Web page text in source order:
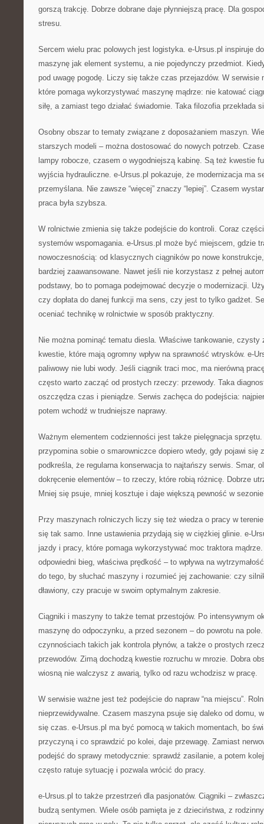
gorszą trakcję. Dobrze dobrane daje płynniejszą pracę. Dla
stresu.
Sercem wielu prac polowych jest logistyka. e-Ursus.pl inspiruje
maszynę jak element systemu, a nie pojedynczy przedmiot.
pod uwagę pogodę. Liczy się także czas przejazdów. W serwisie
które pomaga wykorzystywać maszynę mądrze: nie katować
siłę, a zamiast tego działać świadomie. Taka filozofia przekłada
Osobny obszar to tematy związane z doposażaniem maszyn.
starszych modeli – można dostosować do nowych potrzeb.
lampy robocze, czasem o wygodniejszą kabinę. Są też kwestie
wyjścia hydrauliczne. e-Ursus.pl pokazuje, że modernizacja ma
przemyślana. Nie zawsze “więcej” znaczy “lepiej”. Czasem
praca była szybsza.
W rolnictwie zmienia się także podejście do kontroli. Coraz
systemów wspomagania. e-Ursus.pl może być miejscem, gdzie
nowoczesnością: od klasycznych ciągników po nowe
bardziej zaawansowane. Nawet jeśli nie korzystasz z pełnej
podstawy, bo to pomaga podejmować decyzje o modernizacji.
czy dopłata do danej funkcji ma sens, czy jest to tylko gadżet.
oceniać technikę w rolnictwie w sposób praktyczny.
Nie można pominąć tematu diesla. Właściwe tankowanie,
kwestie, które mają ogromny wpływ na sprawność wtrysków. e-
paliwowy nie lubi wody. Jeśli ciągnik traci moc, ma nierówną
często warto zacząć od prostych rzeczy: przewody. Taka
oszczędza czas i pieniądze. Serwis zachęca do podejścia:
potem wchodź w trudniejsze naprawy.
Ważnym elementem codzienności jest także pielęgnacja
przypomina sobie o smarowniczce dopiero wtedy, gdy pojawi się
podkreśla, że regularna konserwacja to najtańszy serwis. Smar,
dokręcenie elementów – to rzeczy, które robią różnicę. Dobrze
Mniej się psuje, mniej kosztuje i daje większą pewność w
Przy maszynach rolniczych liczy się też wiedza o pracy w
się tak samo. Inne ustawienia przydają się w ciężkiej glinie. e-
jazdy i pracy, które pomaga wykorzystywać moc traktora mądrze.
odpowiedni bieg, właściwa prędkość – to wpływa na
do tego, by słuchać maszyny i rozumieć jej zachowanie: czy
dławiony, czy pracuje w swoim optymalnym zakresie.
Ciągniki i maszyny to także temat przestojów. Po intensywnym
maszynę do odpoczynku, a przed sezonem – do powrotu na
czynnościach takich jak kontrola płynów, a także o prostych
przewodów. Zimą dochodzą kwestie rozruchu w mrozie. Dobra
wiosną nie walczysz z awarią, tylko od razu wchodzisz w pracę.
W serwisie ważne jest też podejście do napraw “na miejscu”.
nieprzewidywalne. Czasem maszyna psuje się daleko od domu,
się czas. e-Ursus.pl ma być pomocą w takich momentach, bo
przyczyną i co sprawdzić po kolei, daje przewagę. Zamiast
podejść do sprawy metodycznie: sprawdź zasilanie, a potem
często ratuje sytuację i pozwala wrócić do pracy.
e-Ursus.pl to także przestrzeń dla pasjonatów. Ciągniki –
budzą sentymen. Wiele osób pamięta je z dzieciństwa, z